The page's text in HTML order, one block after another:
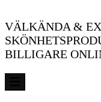
VÄLKÄNDA &
BILLIGARE